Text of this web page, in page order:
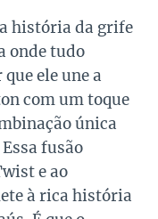
história da grife
onde tudo
ele une a
com um toque
única
fusão
e ao
à rica história